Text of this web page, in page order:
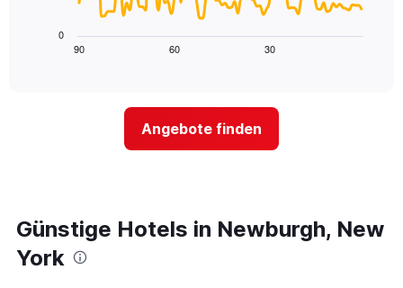
Wochentage
anzeigt.
Zimmerpreis
anzeigt.
Diagramm
näher
das
Aufenthaltsdatum
rückt.
90 60 30
0
Angebote finden
Günstige Hotels in Newburgh, New
York